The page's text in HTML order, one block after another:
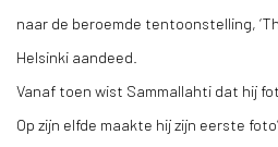
naar de beroemde tentoonstelling,
Helsinki aandeed.
Vanaf toen wist Sammallahti dat hij
Op zijn elfde maakte hij zijn eerste